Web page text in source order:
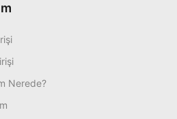
Nerede?